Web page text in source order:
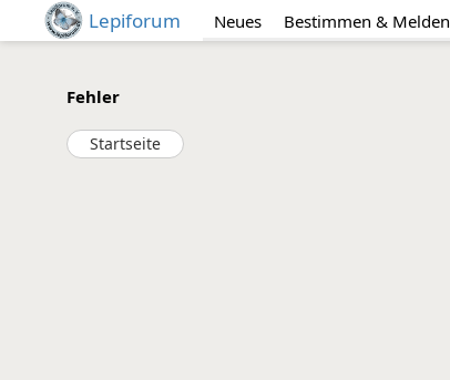
Lepiforum Neues Bestimmen & Melden
Fehler
Startseite